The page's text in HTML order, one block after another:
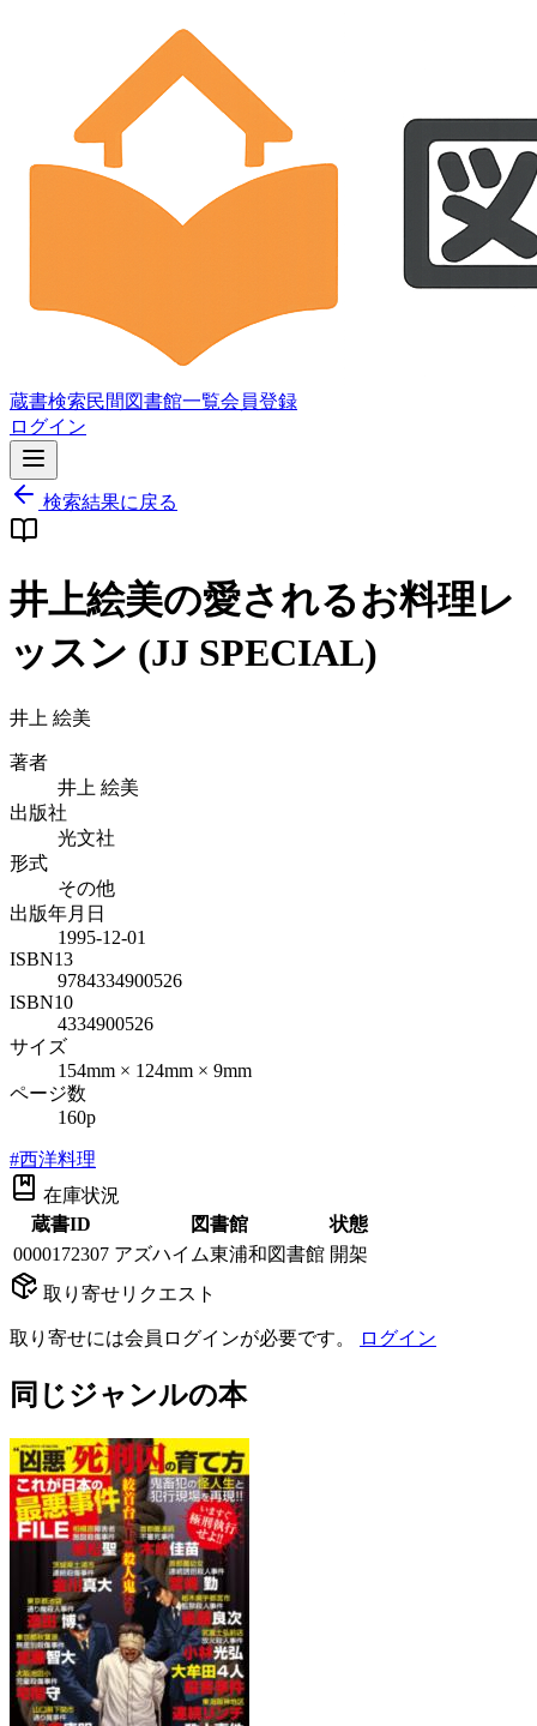
蔵書検索民間図書館一覧会員登録
ログイン
検索結果に戻る
井上絵美の愛されるお料理レ
ッスン (JJ SPECIAL)
井上 絵美
著者
井上 絵美
出版社
光文社
形式
その他
出版年月日
1995-12-01
ISBN13
9784334900526
ISBN10
4334900526
サイズ
154mm × 124mm × 9mm
ページ数
160p
#西洋料理
在庫状況
蔵書ID
図書館
状態
0000172307 アズハイム東浦和図書館 開架
取り寄せリクエスト
取り寄せには会員ログインが必要です。 ログイン
同じジャンルの本